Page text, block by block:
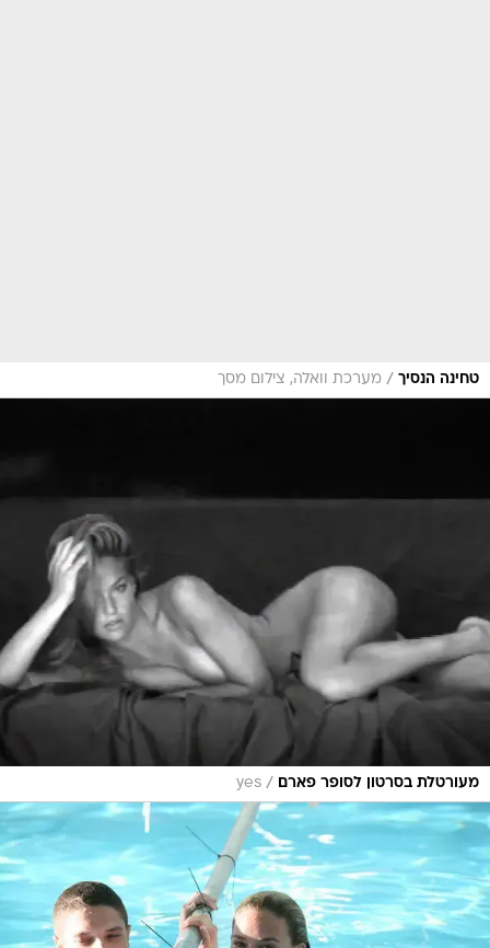
טחינה הנסיך / מערכת וואלה, צילום מסך
מעורטלת בסרטון לסופר פארם /
yes